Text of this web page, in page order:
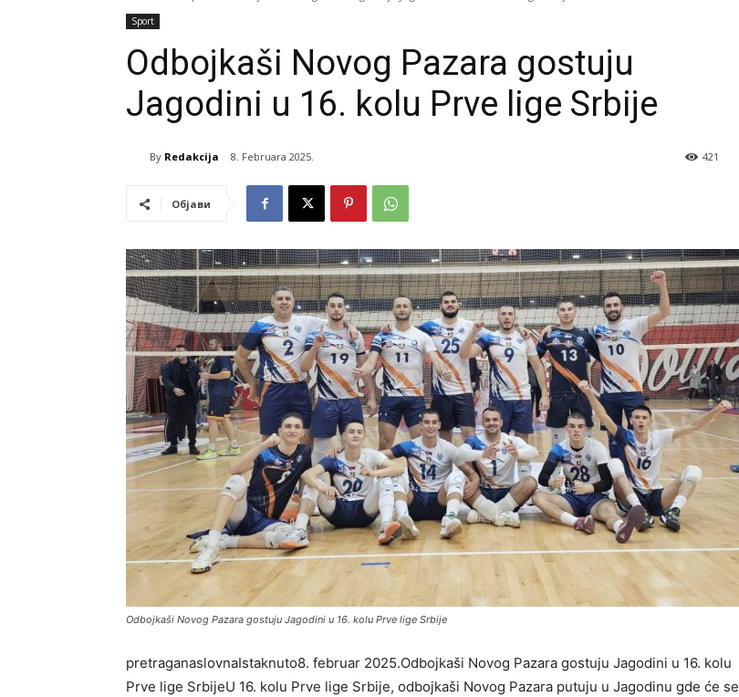
Sport
Odbojkaši Novog Pazara gostuju
Jagodini u 16. kolu Prve lige Srbije
By Redakcija 8. Februara 2025. 421
Објави
Odbojkaši Novog Pazara gostuju Jagodini u 16. kolu Prve lige Srbije
pretraganaslovnaIstaknuto8. februar 2025.Odbojkaši Novog Pazara gostuju Jagodini u 16. kolu
Prve lige SrbijeU 16. kolu Prve lige Srbije, odbojkaši Novog Pazara putuju u Jagodinu gde će se